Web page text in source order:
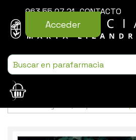
963 55 07 21 CONTACTO
Acceder
Usamos cookies para mejorar la